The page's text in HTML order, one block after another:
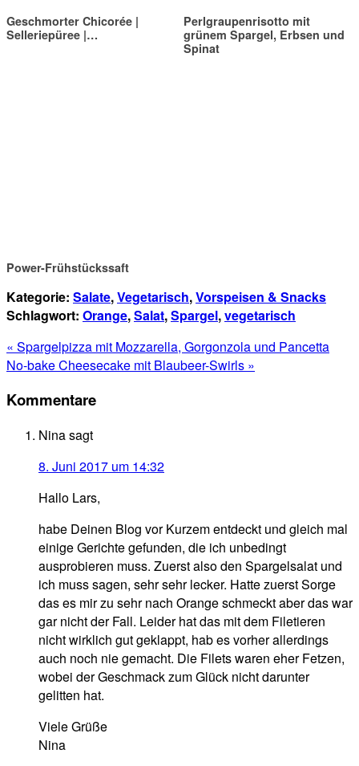
Geschmorter Chicorée |
Selleriepüree |…
Perlgraupenrisotto mit
grünem Spargel, Erbsen und
Spinat
Power-Frühstückssaft
Kategorie: Salate,Vegetarisch,Vorspeisen & Snacks
Schlagwort: Orange,Salat,Spargel,vegetarisch
« Spargelpizza mit Mozzarella, Gorgonzola und Pancetta
No-bake Cheesecake mit Blaubeer-Swirls »
Kommentare
Ninasagt
8. Juni 2017 um 14:32
Hallo Lars,
habe Deinen Blog vor Kurzem entdeckt und gleich mal
einige Gerichte gefunden, die ich unbedingt
ausprobieren muss. Zuerst also den Spargelsalat und
ich muss sagen, sehr sehr lecker. Hatte zuerst Sorge
das es mir zu sehr nach Orange schmeckt aber das war
gar nicht der Fall. Leider hat das mit dem Filetieren
nicht wirklich gut geklappt, hab es vorher allerdings
auch noch nie gemacht. Die Filets waren eher Fetzen,
wobei der Geschmack zum Glück nicht darunter
gelitten hat.
Viele Grüße
Nina